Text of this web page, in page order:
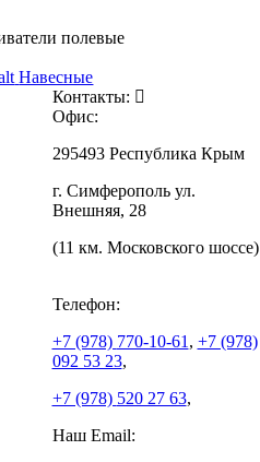
полевые
Навесные
Контакты:
Офис:
295493 Республика Крым
г. Симферополь ул.
Внешняя, 28
(11 км. Московского шоссе)
Телефон:
+7 (978) 770-10-61 , +7 (978)
092 53 23,
+7 (978) 520 27 63,
Наш Email: